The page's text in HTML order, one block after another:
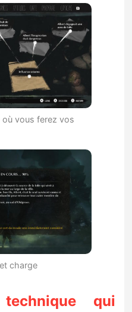
où vous ferez vos
charge
qui